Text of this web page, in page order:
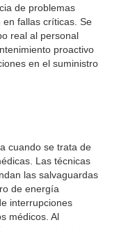
de problemas
fallas críticas. Se
real al personal
proactivo
en el suministro
cuando se trata de
Las técnicas
las salvaguardas
de energía
interrupciones
médicos. Al